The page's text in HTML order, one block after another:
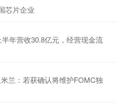
芯片企业
年营收30.8亿元，经营现金流
兰：若获确认将维护FOMC独